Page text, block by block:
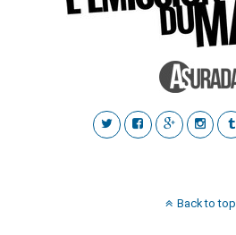
Back to top